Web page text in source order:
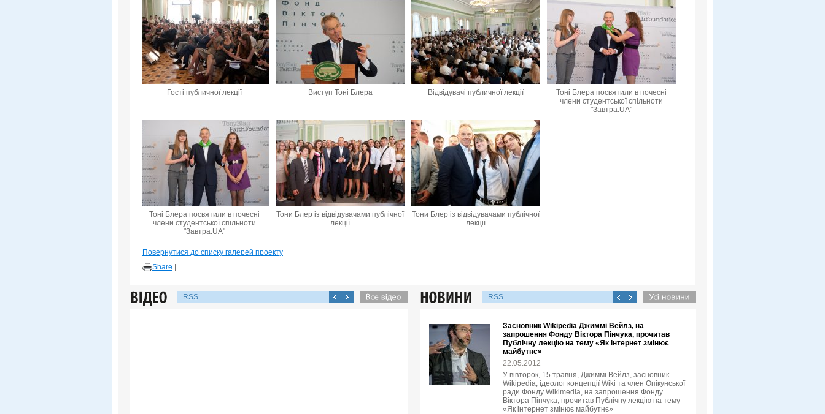
Гості публичної лекції Виступ Тоні Блера Відвідувачі публичної лекції
Тоні Блера посвятили в почесні
члени студентської спільноти
"Завтра.UA"
Тоні Блера посвятили в почесні
члени студентської спільноти
"Завтра.UA"
Тони Блер із відвідувачами публічної
лекції
Тони Блер із відвідувачами публічної
лекції
Повернутися до списку галерей проекту
Share
RSS RSS
Засновник Wikipedia Джиммі Вейлз, на
запрошення Фонду Віктора Пінчука, прочитав
Публічну лекцію на тему «Як інтернет змінює
майбутнє»
22.05.2012
У вівторок, 15 травня, Джиммі Вейлз, засновник
Wikipedia, ідеолог концепції Wiki та член Опікунської
ради Фонду Wikimedia, на запрошення Фонду
Віктора Пінчука, прочитав Публічну лекцію на тему
«Як інтернет змінює майбутнє»